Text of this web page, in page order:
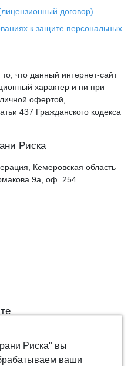
договор)
к защите персональных
то, что данный интернет-сайт
характер и ни при
офертой,
437 Гражданского кодекса
Риска
Кемеровская область
9а, оф. 254
1670
по московскому времени.
. Отвечаем на вопросы в
Риска" вы
ваши